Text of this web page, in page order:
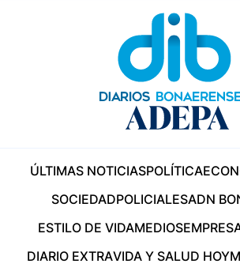
ÚLTIMAS NOTICIASPOLÍTICA
SOCIEDADPOLICIALESADN
ESTILO DE VIDAMEDIOS
DIARIO EXTRAVIDA Y SALUD HOY